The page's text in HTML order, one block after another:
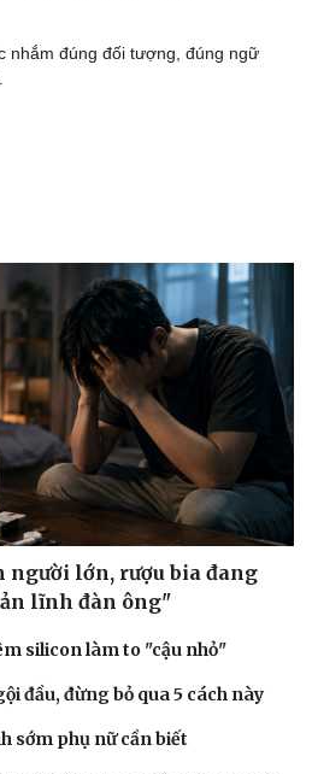
nhắm đúng đối tượng, đúng ngữ
người lớn, rượu bia đang
lĩnh đàn ông"
silicon làm to "cậu nhỏ"
đầu, đừng bỏ qua 5 cách này
sớm phụ nữ cần biết